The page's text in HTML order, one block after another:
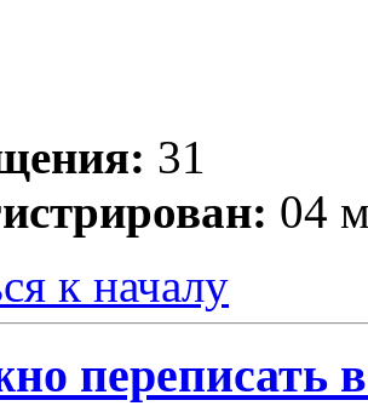
31
04
к началу
переписать